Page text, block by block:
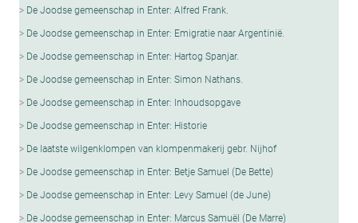
De Joodse gemeenschap in Enter: Alfred Frank.
De Joodse gemeenschap in Enter: Emigratie naar Argentinië.
De Joodse gemeenschap in Enter: Hartog Spanjar.
De Joodse gemeenschap in Enter: Simon Nathans.
De Joodse gemeenschap in Enter: Inhoudsopgave
De Joodse gemeenschap in Enter: Historie
De laatste wilgenklompen van klompenmakerij gebr. Nijhof
De Joodse gemeenschap in Enter: Betje Samuel (De Bette)
De Joodse gemeenschap in Enter: Levy Samuel (de June)
De Joodse gemeenschap in Enter: Marcus Samuël (De Marre)